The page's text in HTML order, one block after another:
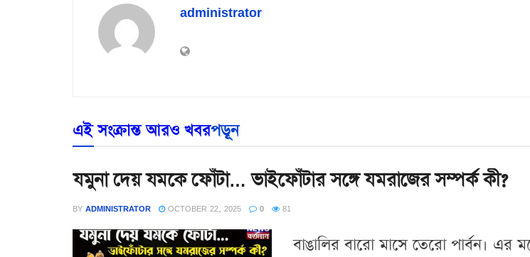
administrator
এই সংক্রান্ত আরও খবরপড়ূন
যমুনা দেয় যমকে ফোঁটা… ভাইফোঁটার সঙ্গে যমরাজের সম্পর্ক কী?
BY ADMINISTRATOR OCTOBER 22, 2025 0 81
বাঙালির বারো মাসে তেরো পার্বন।